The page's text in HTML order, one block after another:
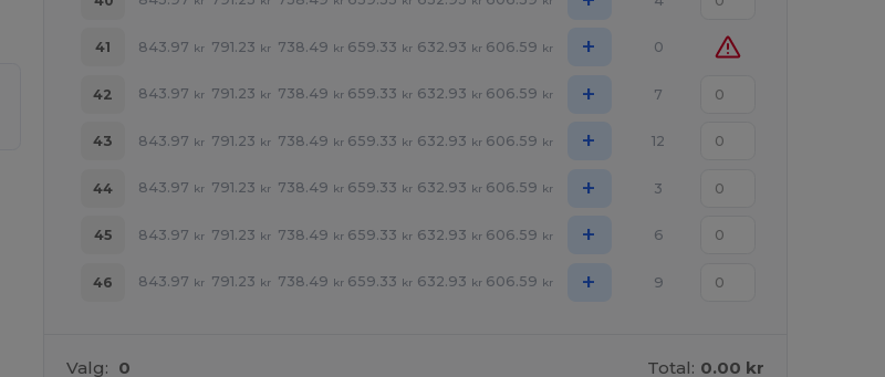
41 843.97 kr 791.23 kr 738.49 kr 659.33 kr 632.93 kr 606.59 kr + 0
42 843.97 kr 791.23 kr 738.49 kr 659.33 kr 632.93 kr 606.59 kr + 7
43 843.97 kr 791.23 kr 738.49 kr 659.33 kr 632.93 kr 606.59 kr + 12
44 843.97 kr 791.23 kr 738.49 kr 659.33 kr 632.93 kr 606.59 kr + 3
45 843.97 kr 791.23 kr 738.49 kr 659.33 kr 632.93 kr 606.59 kr + 6
46 843.97 kr 791.23 kr 738.49 kr 659.33 kr 632.93 kr 606.59 kr + 9
Valg: 0 Total: 0.00 kr